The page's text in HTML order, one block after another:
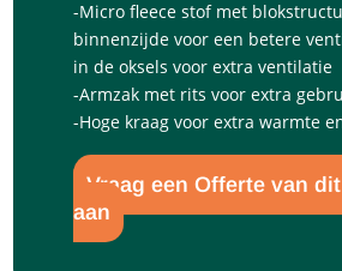
-Micro fleece stof met
binnenzijde voor een betere
in de oksels voor extra ventilatie
-Armzak met rits voor extra
-Hoge kraag voor extra warmte
Vraag een Offerte van
aan